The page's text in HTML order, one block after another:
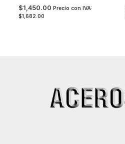
$1,450.00 Precio con IVA:
$1,682.00